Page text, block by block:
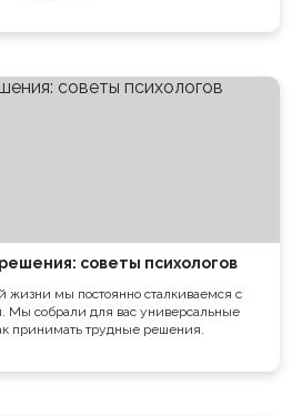
советы психологов
жизни мы постоянно сталкиваемся с
собрали для вас универсальные
принимать трудные решения.